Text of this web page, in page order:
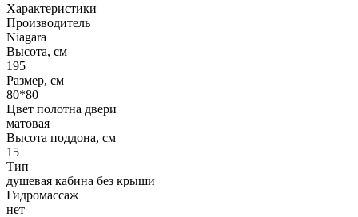
Характеристики
Производитель
Niagara
Высота, см
195
Размер, см
80*80
Цвет полотна двери
матовая
Высота поддона, см
15
Тип
душевая кабина без крыши
Гидромассаж
нет